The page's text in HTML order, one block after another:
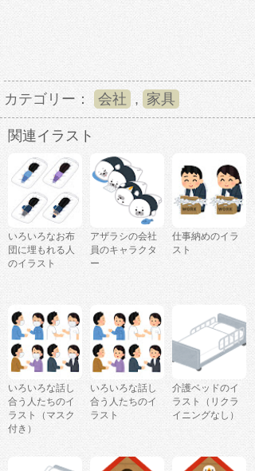
カテゴリー： 会社 , 家具
関連イラスト
いろいろなお布
団に埋もれる人
のイラスト
アザラシの会社
員のキャラクタ
ー
仕事納めのイラ
スト
いろいろな話し
合う人たちのイ
ラスト（マスク
付き）
いろいろな話し
合う人たちのイ
ラスト
介護ベッドのイ
ラスト（リクラ
イニングなし）